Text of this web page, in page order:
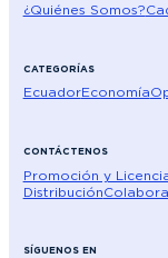
¿Quiénes Somos?
CATEGORÍAS
EcuadorEconomía
CONTÁCTENOS
Promoción y
Distribución
SÍGUENOS EN